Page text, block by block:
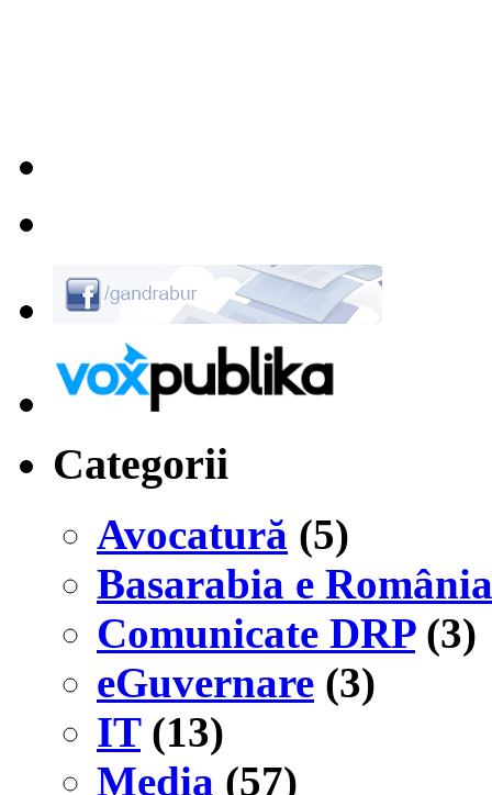
Categorii
Avocatură (5)
Basarabia e România
Comunicate DRP(3)
eGuvernare (3)
IT(13)
Media (57)